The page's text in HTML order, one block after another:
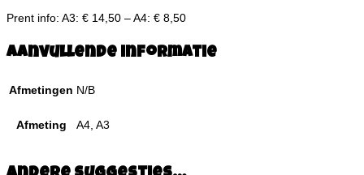
Prent info: A3: € 14,50 – A4: € 8,50
Aanvullende informatie
Afmetingen N/B
Afmeting A4, A3